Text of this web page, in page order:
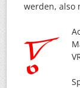
werden, also